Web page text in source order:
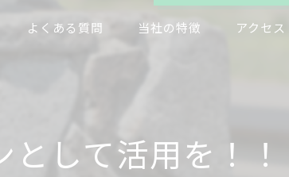
よくある質問 当社の特徴
駐車場
アクセス
して活用を！！